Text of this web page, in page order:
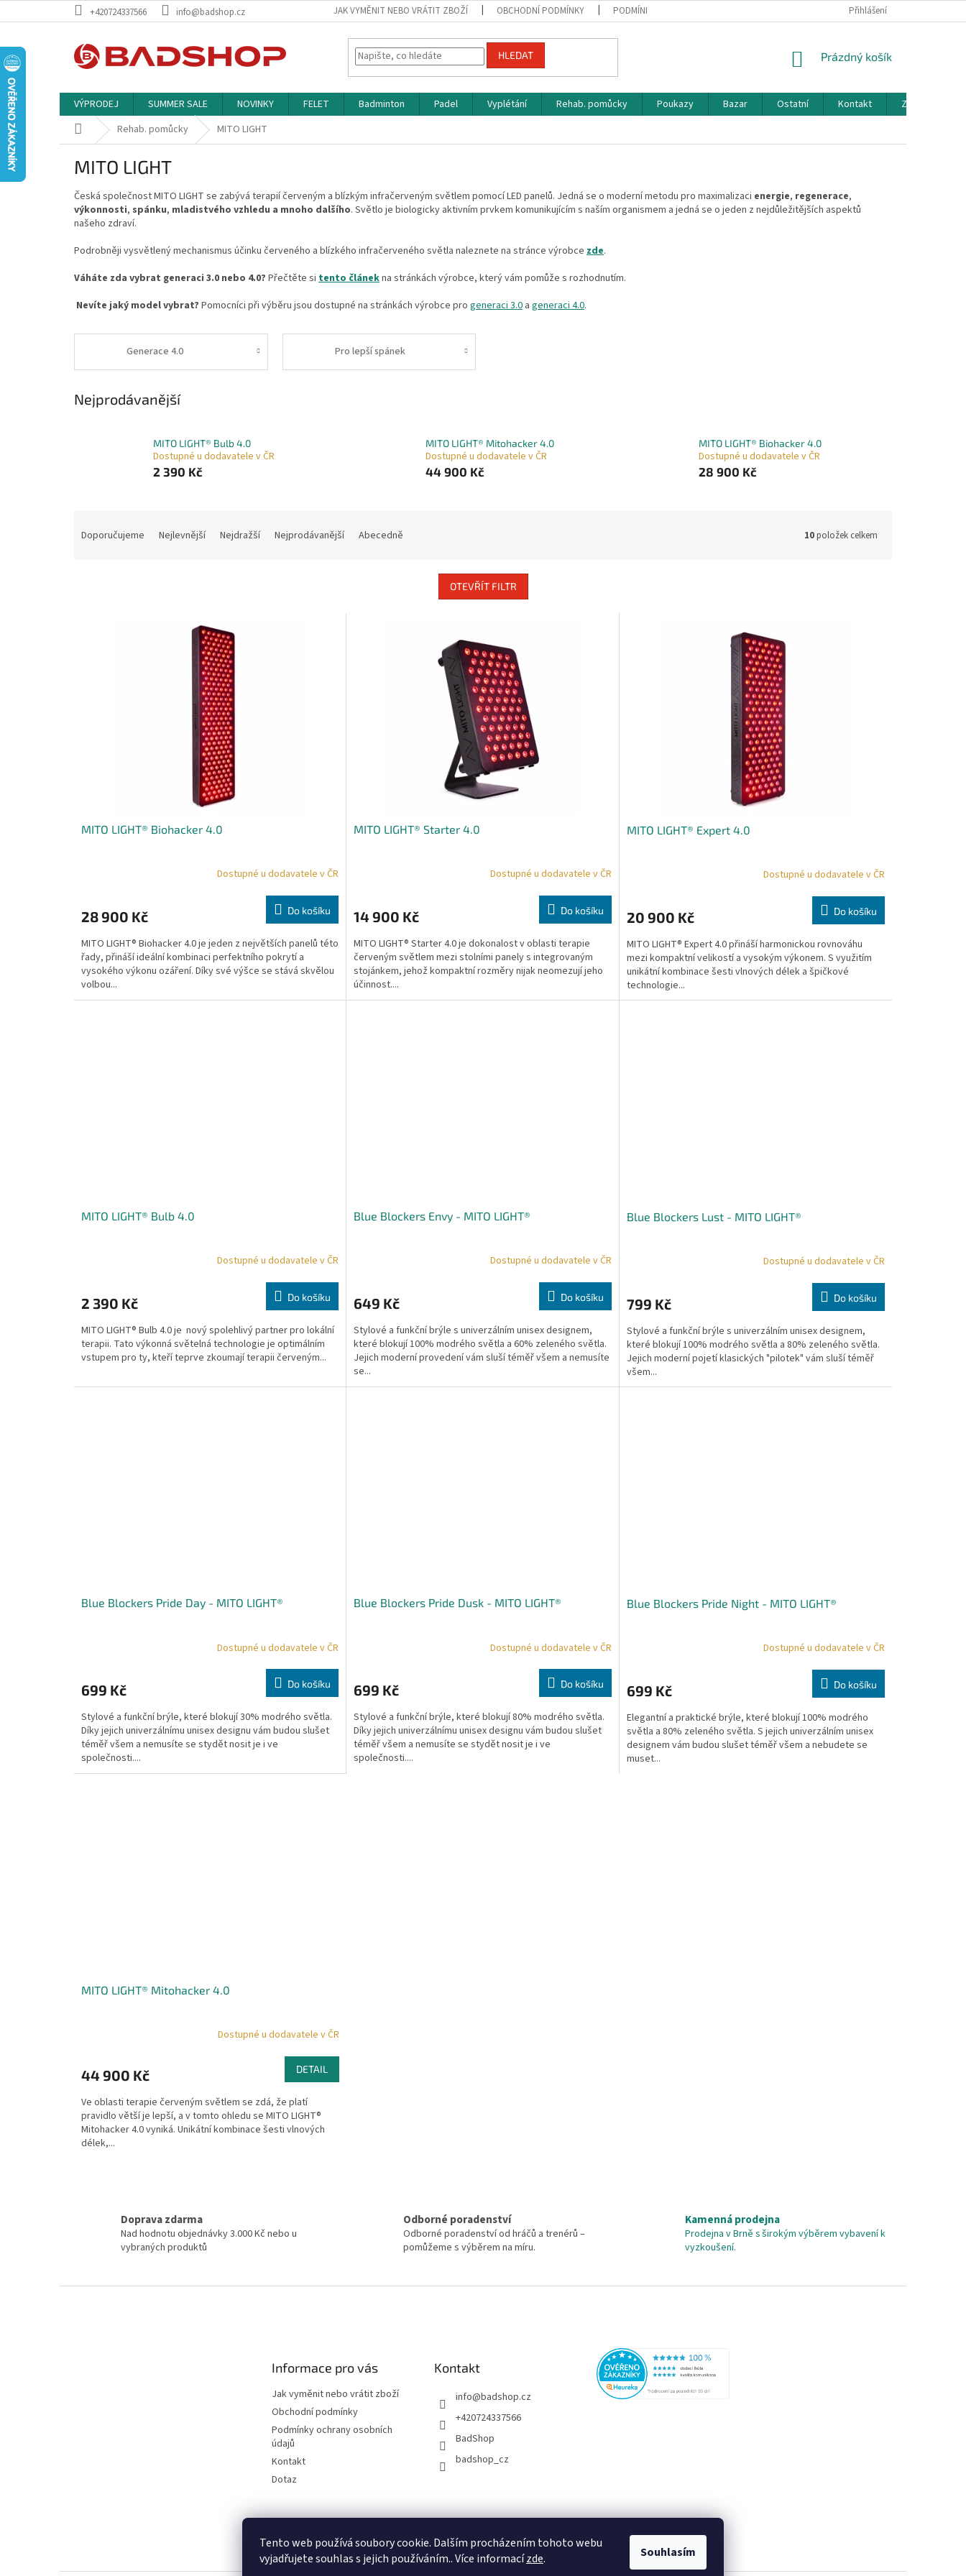
Tento web používá soubory cookie. Dalším procházením tohoto webu
vyjadřujete souhlas s jejich používáním.. Více informacízde. Souhlasím
na
+420724337566 info@badshop.cz JAK VYMĚNIT NEBO VRÁTIT ZBOŽÍ OBCHODNÍ PODMÍNKY PODMÍNKY OCHRANY OSOBNÍCH ÚDAJŮ DOTAZ
Přihlášení
HLEDAT
NÁKUPNÍ
Prázdný košík
VÝPRODEJ SUMMER SALE NOVINKY FELET Badminton Padel Vyplétání Rehab. pomůcky Poukazy Bazar Ostatní Kontakt
Značky
Domů Rehab. pomůcky MITO LIGHT
MITO LIGHT
Česká společnost MITO LIGHT se zabývá terapií červeným a blízkým infračerveným světlem pomocí LED panelů. Jedná se o moderní metodu pro maximalizaci energie, regenerace,
výkonnosti, spánku, mladistvého vzhledu a mnoho dalšího. Světlo je biologicky aktivním prvkem komunikujícím s naším organismem a jedná se o jeden z nejdůležitějších aspektů
našeho zdraví.
Podrobněji vysvětlený mechanismus účinku červeného a blízkého infračerveného světla naleznete na stránce výrobce zde.
Váháte zda vybrat generaci 3.0 nebo 4.0? Přečtěte si tento článekna stránkách výrobce, který vám pomůže s rozhodnutím.
Nevíte jaký model vybrat? Pomocníci při výběru jsou dostupné na stránkách výrobce pro generaci 3.0 a generaci 4.0.
Generace 4.0 Pro lepší spánek
Nejprodávanější
MITO LIGHT® Bulb 4.0
Dostupné u dodavatele v ČR
2 390 Kč
MITO LIGHT® Mitohacker 4.0
Dostupné u dodavatele v ČR
44 900 Kč
MITO LIGHT® Biohacker 4.0
Dostupné u dodavatele v ČR
28 900 Kč
Doporučujeme Nejlevnější Nejdražší Nejprodávanější Abecedně 10položek celkem
OTEVŘÍT FILTR
MITO LIGHT® Biohacker 4.0
Dostupné u dodavatele v ČR
28 900 Kč Do košíku
MITO LIGHT® Biohacker 4.0 je jeden z největších panelů této
řady, přináší ideální kombinaci perfektního pokrytí a
vysokého výkonu ozáření. Díky své výšce se stává skvělou
volbou...
MITO LIGHT® Starter 4.0
Dostupné u dodavatele v ČR
14 900 Kč Do košíku
MITO LIGHT® Starter 4.0 je dokonalost v oblasti terapie
červeným světlem mezi stolními panely s integrovaným
stojánkem, jehož kompaktní rozměry nijak neomezují jeho
účinnost....
MITO LIGHT® Expert 4.0
Dostupné u dodavatele v ČR
20 900 Kč Do košíku
MITO LIGHT® Expert 4.0 přináší harmonickou rovnováhu
mezi kompaktní velikostí a vysokým výkonem. S využitím
unikátní kombinace šesti vlnových délek a špičkové
technologie...
MITO LIGHT® Bulb 4.0
Dostupné u dodavatele v ČR
2 390 Kč Do košíku
MITO LIGHT® Bulb 4.0 je nový spolehlivý partner pro lokální
terapii. Tato výkonná světelná technologie je optimálním
vstupem pro ty, kteří teprve zkoumají terapii červeným...
Blue Blockers Envy - MITO LIGHT®
Dostupné u dodavatele v ČR
649 Kč Do košíku
Stylové a funkční brýle s univerzálním unisex designem,
které blokují 100% modrého světla a 60% zeleného světla.
Jejich moderní provedení vám sluší téměř všem a nemusíte
se...
Blue Blockers Lust - MITO LIGHT®
Dostupné u dodavatele v ČR
799 Kč Do košíku
Stylové a funkční brýle s univerzálním unisex designem,
které blokují 100% modrého světla a 80% zeleného světla.
Jejich moderní pojetí klasických "pilotek" vám sluší téměř
všem...
Blue Blockers Pride Day - MITO LIGHT®
Dostupné u dodavatele v ČR
699 Kč Do košíku
Stylové a funkční brýle, které blokují 30% modrého světla.
Díky jejich univerzálnímu unisex designu vám budou slušet
téměř všem a nemusíte se stydět nosit je i ve
společnosti....
Blue Blockers Pride Dusk - MITO LIGHT®
Dostupné u dodavatele v ČR
699 Kč Do košíku
Stylové a funkční brýle, které blokují 80% modrého světla.
Díky jejich univerzálnímu unisex designu vám budou slušet
téměř všem a nemusíte se stydět nosit je i ve
společnosti....
Blue Blockers Pride Night - MITO LIGHT®
Dostupné u dodavatele v ČR
699 Kč Do košíku
Elegantní a praktické brýle, které blokují 100% modrého
světla a 80% zeleného světla. S jejich univerzálním unisex
designem vám budou slušet téměř všem a nebudete se
muset...
MITO LIGHT® Mitohacker 4.0
Dostupné u dodavatele v ČR
44 900 Kč DETAIL
Ve oblasti terapie červeným světlem se zdá, že platí
pravidlo větší je lepší, a v tomto ohledu se MITO LIGHT®
Mitohacker 4.0 vyniká. Unikátní kombinace šesti vlnových
délek,...
á
d
a
p
i
u
Doprava zdarma
Nad hodnotu objednávky 3.000 Kč nebo u
vybraných produktů
Odborné poradenství
Odborné poradenství od hráčů a trenérů –
pomůžeme s výběrem na míru.
Kamenná prodejna
Prodejna v Brně s širokým výběrem vybavení k
vyzkoušení.
Informace pro vás
Jak vyměnit nebo vrátit zboží
Obchodní podmínky
Podmínky ochrany osobních
údajů
Kontakt
Dotaz
Kontakt
info@badshop.cz
+420724337566
BadShop
badshop_cz